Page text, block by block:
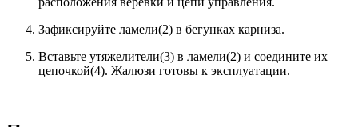
Зафиксируйте ламели(2) в бегунках карниза.
Вставьте утяжелители(3) в ламели(2) и соедините их
цепочкой(4). Жалюзи готовы к эксплуатации.